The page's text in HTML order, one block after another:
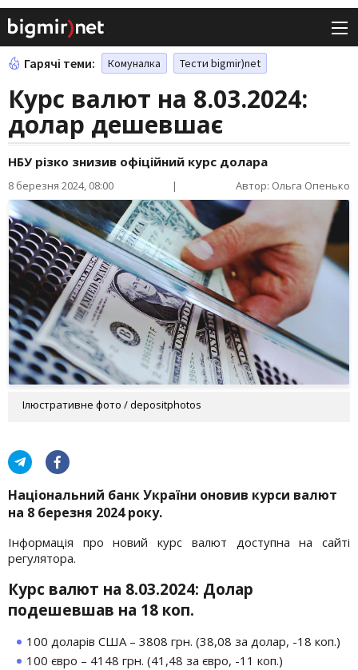
Гарячі теми: Комуналка Тести bigmir)net
Курс валют на 8.03.2024:
долар дешевшає
НБУ різко знизив офіційний курс долара
8 березня 2024, 08:00 | Автор: Ольга Опенько
Ілюстративне фото / depositphotos
Національний банк України оновив курси валют
на 8 березня 2024 року.
Інформація про новий курс валют доступна на сайті
регулятора.
Курс валют на 8.03.2024: Долар
подешевшав на 18 коп.
100 доларів США – 3808 грн. (38,08 за долар, -18 коп.)
100 євро – 4148 грн. (41,48 за євро, -11 коп.)